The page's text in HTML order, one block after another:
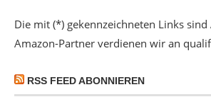
Die mit (*) gekennzeichneten Links
Amazon-Partner verdienen wir an
RSS FEED ABONNIEREN